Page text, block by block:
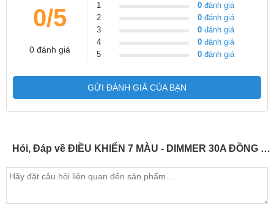
0/5
0 đánh giá
1 0 đánh giá
2
0 đánh giá
3
0 đánh giá
4
0 đánh giá
5
0 đánh giá
GỬI ĐÁNH GIÁ CỦA BẠN
Hỏi, Đáp về ĐIỀU KHIỂN 7 MÀU - DIMMER 30A ĐỒNG BỘ DÂY LAN